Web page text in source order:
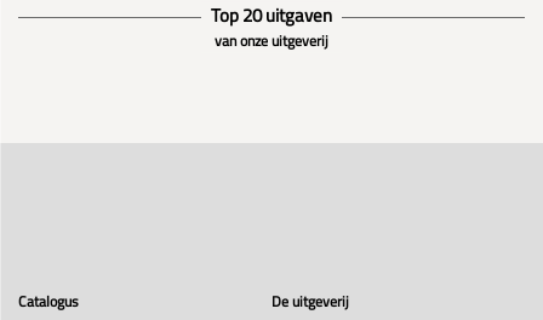
Top 20 uitgaven
van onze uitgeverij
Catalogus
De uitgeverij